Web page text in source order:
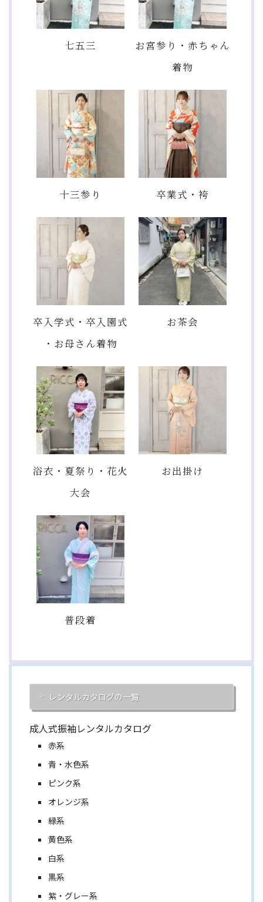
七五三
お宮参り・赤ちゃん
着物
十三参り 卒業式・袴
卒入学式・卒入園式
・お母さん着物
お茶会
浴衣・夏祭り・花火
大会
お出掛け
普段着
レンタルカタログの一覧
成人式振袖レンタルカタログ
赤系
青・水色系
ピンク系
オレンジ系
緑系
黄色系
白系
黒系
紫・グレー系